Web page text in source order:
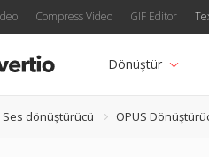
Compress Video GIF Editor
Dönüştür
Ses dönüştürücü OPUS